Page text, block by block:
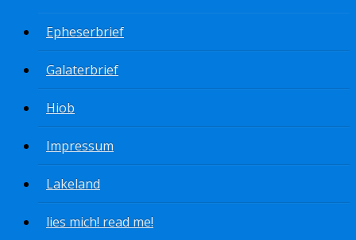
Epheserbrief
Galaterbrief
Hiob
Impressum
Lakeland
lies mich! read me!